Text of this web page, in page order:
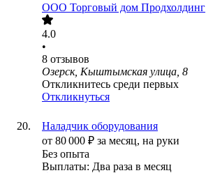
ООО Торговый дом Продхолдинг
4.0
•
8 отзывов
Озерск, Кыштымская улица, 8
Откликнитесь среди первых
Откликнуться
Наладчик оборудования
от 80 000 ₽ за месяц, на руки
Без опыта
Выплаты: Два раза в месяц